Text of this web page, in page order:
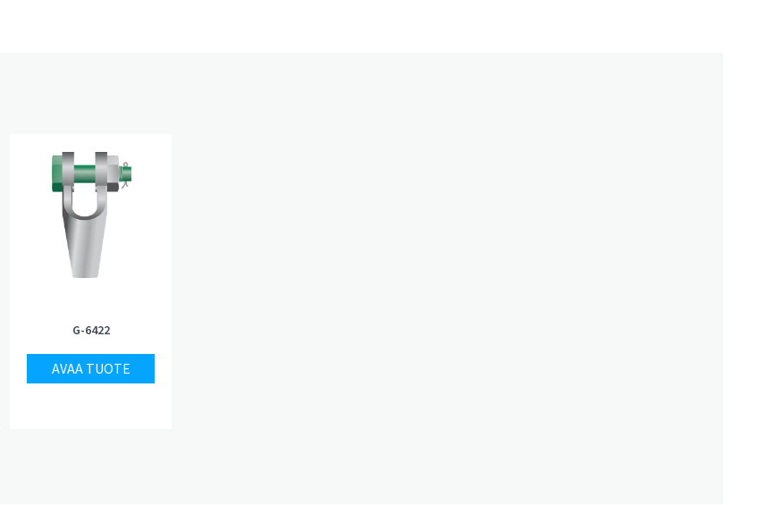
G-6422
AVAA TUOTE